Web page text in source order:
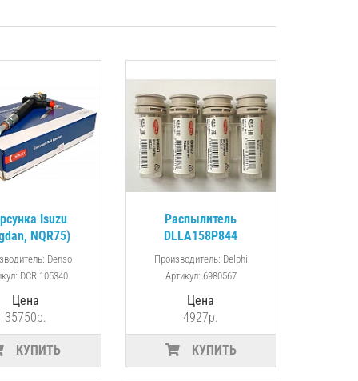
Isuzu
NQR75)
6HK1 Euro 3 (8-
4 /
534)
Denso
DCRI105340
Цена
35750р.
КУПИТЬ
Распылитель
DLLA158P844
форсунки Isuzu 8-
97602485-# / 095000-
5340
Производитель: Delphi
Артикул: 6980567
Цена
4927р.
КУПИТЬ